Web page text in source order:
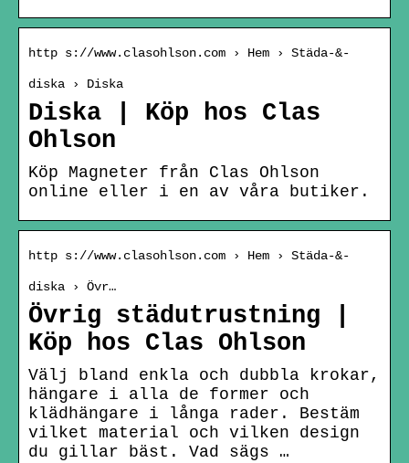
http s://www.clasohlson.com › Hem › Städa-&-
diska › Diska
Diska | Köp hos Clas
Ohlson
Köp Magneter från Clas Ohlson
online eller i en av våra butiker.
http s://www.clasohlson.com › Hem › Städa-&-
diska › Övr…
Övrig städutrustning |
Köp hos Clas Ohlson
Välj bland enkla och dubbla krokar,
hängare i alla de former och
klädhängare i långa rader. Bestäm
vilket material och vilken design
du gillar bäst. Vad sägs …